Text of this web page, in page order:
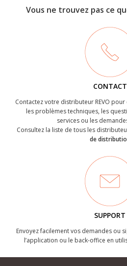
Vous ne trouvez pas ce
CONTACT
Contactez votre distributeur REVO
les problèmes techniques, les
services ou les
Consultez la liste de tous les
de
SUPPORT
Envoyez facilement vos demandes ou
l’application ou le back-office en